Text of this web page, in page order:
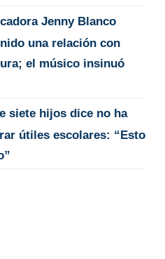
Jenny Blanco
una relación con
el músico insinuó
siete hijos dice no ha
útiles escolares: “Esto